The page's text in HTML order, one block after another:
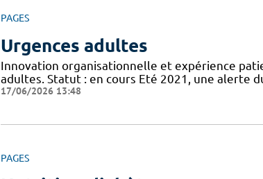
PAGES
Urgences adultes
Innovation organisationnelle et expérience
adultes. Statut : en cours Eté 2021, une alerte
17/06/2026 13:48
PAGES